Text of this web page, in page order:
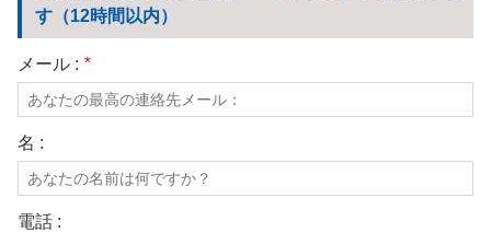
す（12時間以内）
メール : *
名 :
電話 :